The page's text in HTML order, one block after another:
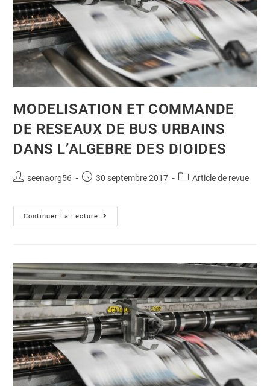
MODELISATION ET COMMANDE
DE RESEAUX DE BUS URBAINS
DANS L’ALGEBRE DES DIOIDES
seenaorg56 30 septembre 2017 Article de revue
Continuer La Lecture